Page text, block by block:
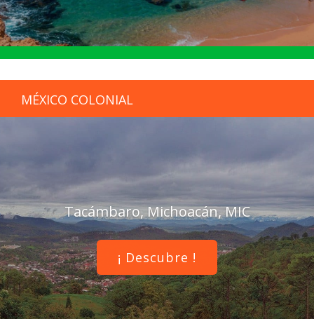
MÉXICO COLONIAL
Tacámbaro, Michoacán, MIC
¡ Descubre !